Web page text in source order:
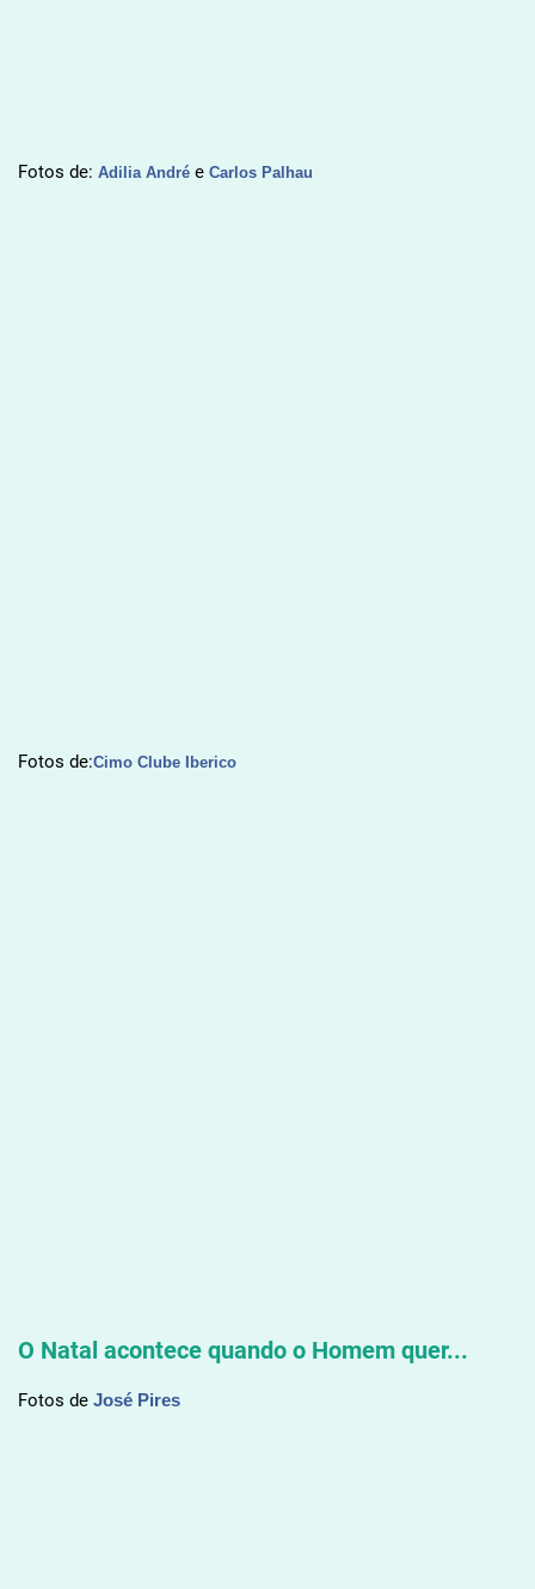
Fotos de: Adilia Andrée Carlos Palhau
Fotos de:Cimo Clube Iberico
O Natal acontece quando o Homem quer...
Fotos de José Pires